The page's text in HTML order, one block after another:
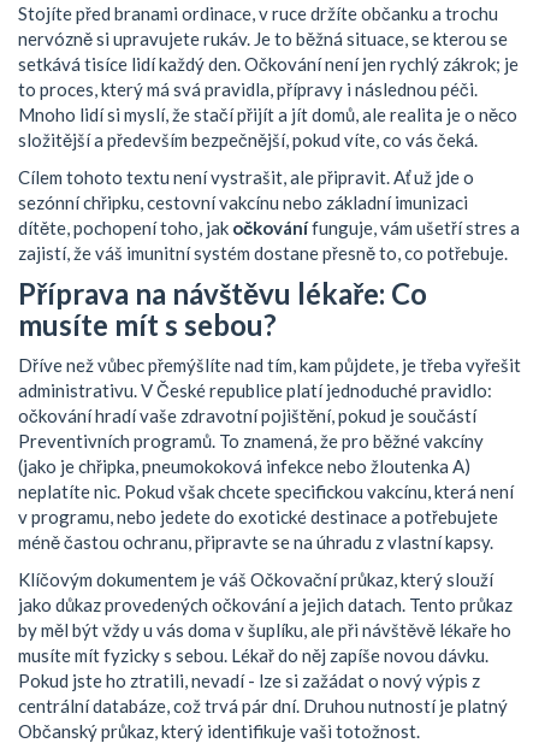
Stojíte před branami ordinace, v ruce držíte občanku a trochu
nervózně si upravujete rukáv. Je to běžná situace, se kterou se
setkává tisíce lidí každý den. Očkování není jen rychlý zákrok; je
to proces, který má svá pravidla, přípravy i následnou péči.
Mnoho lidí si myslí, že stačí přijít a jít domů, ale realita je o něco
složitější a především bezpečnější, pokud víte, co vás čeká.
Cílem tohoto textu není vystrašit, ale připravit. Ať už jde o
sezónní chřipku, cestovní vakcínu nebo základní imunizaci
dítěte, pochopení toho, jak očkovánífunguje, vám ušetří stres a
zajistí, že váš imunitní systém dostane přesně to, co potřebuje.
Příprava na návštěvu lékaře: Co
musíte mít s sebou?
Dříve než vůbec přemýšlíte nad tím, kam půjdete, je třeba vyřešit
administrativu. V České republice platí jednoduché pravidlo:
očkování hradí vaše zdravotní pojištění, pokud je součástí
Preventivních programů. To znamená, že pro běžné vakcíny
(jako je chřipka, pneumokoková infekce nebo žloutenka A)
neplatíte nic. Pokud však chcete specifickou vakcínu, která není
v programu, nebo jedete do exotické destinace a potřebujete
méně častou ochranu, připravte se na úhradu z vlastní kapsy.
Klíčovým dokumentem je váš Očkovační průkaz, který slouží
jako důkaz provedených očkování a jejich datach. Tento průkaz
by měl být vždy u vás doma v šuplíku, ale při návštěvě lékaře ho
musíte mít fyzicky s sebou. Lékař do něj zapíše novou dávku.
Pokud jste ho ztratili, nevadí - lze si zažádat o nový výpis z
centrální databáze, což trvá pár dní. Druhou nutností je platný
Občanský průkaz, který identifikuje vaši totožnost.